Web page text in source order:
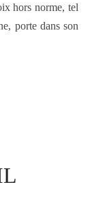
hors norme, tel
porte dans son